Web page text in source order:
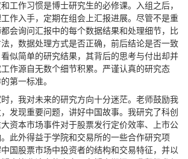
工作习惯是博士研究生的必修课。入组之后，
作入手，定期在组会上汇报进展。尽管不是重
会询问汇报中的每个数据结果和处理细节，比
，数据处理方式是否正确，前后结论是否一致
似简单的研究结果，其背后的思考与付出却并
作源自无数个细节积累。严谨认真的研究态
第一标准。
时，我对未来的研究方向十分迷茫。老师鼓励我
发现重要问题，讲好中国故事。我研究了科创
资本市场事件对于股票发行定价效率、上市公
此外得益于学院和交易所的一些合作研究项
国股票市场中投资者的结构和交易特征，并以